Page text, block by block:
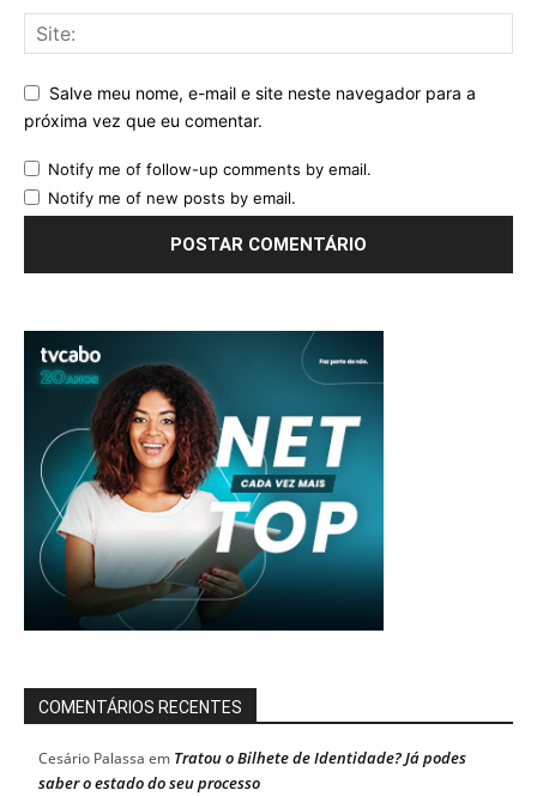
Salve meu nome, e-mail e site neste navegador para a
próxima vez que eu comentar.
Notify me of follow-up comments by email.
Notify me of new posts by email.
COMENTÁRIOS RECENTES
Cesário Palassa em Tratou o Bilhete de Identidade? Já podes
saber o estado do seu processo